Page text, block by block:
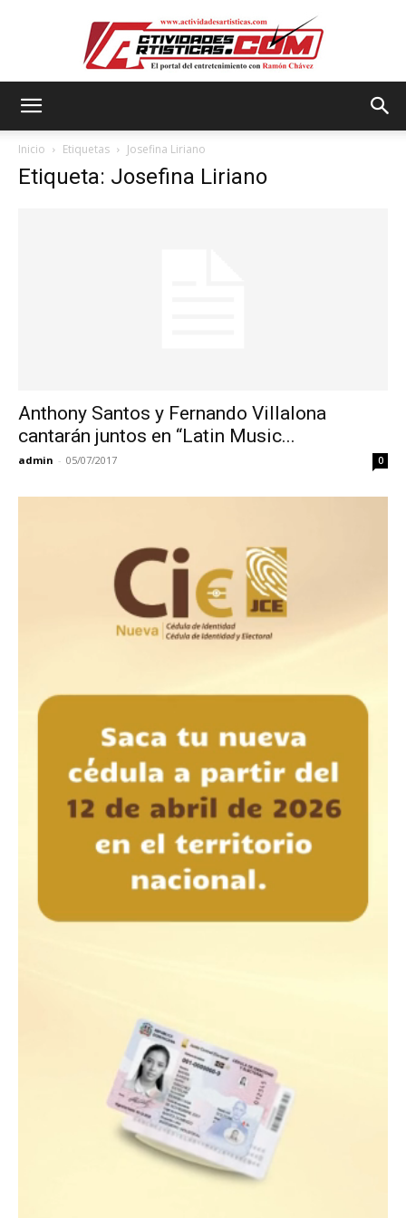
Inicio Etiquetas Josefina Liriano
Etiqueta: Josefina Liriano
Anthony Santos y Fernando Villalona
cantarán juntos en “Latin Music...
admin - 05/07/2017 0